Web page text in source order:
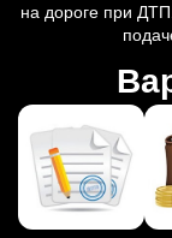
на дороге при